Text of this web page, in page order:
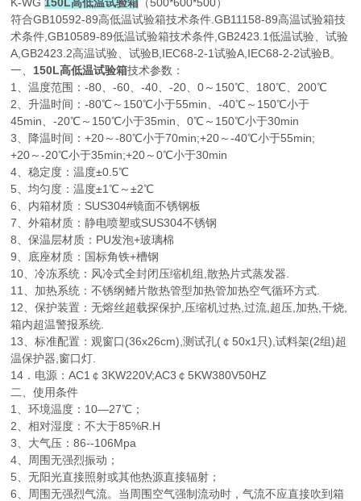
符合GB10592-89高低温试验箱技术条件.GB11158-89高温试验箱技
术条件,GB10589-89低温试验箱技术条件,GB2423.1低温试验、试验
A,GB2423.2高温试验、试验B,IEC68-2-1试验A,IEC68-2-2试验B。
一、 150L高低温试验箱技术参数：
1、温度范围：-80、-60、-40、-20、0～150℃、180℃、200℃
2、升温时间：-80℃～150℃小于55min、-40℃～150℃小于
45min、-20℃～150℃小于35min、0℃～150℃小于30min
3、降温时间：+20～-80℃小于70min;+20～-40℃小于55min;
+20～-20℃小于35min;+20～0℃小于30min
4、稳定度：温度±0.5℃
5、均匀度：温度±1℃～±2℃
6、内箱材质：SUS304#镜面不锈钢板
7、外箱材质：静电喷塑或SUS304不锈钢
8、保温层材质：PU发泡+玻璃棉
9、底座材质：国标角铁+槽钢
10、冷冻系统：风冷式全封闭压缩机组,散热片式蒸发器.
11、加热系统：不锈纲鳍片散热管型加热管加热空气循环方式.
12、保护装置：无熔丝超载探保护,压缩机过热,过流,超压,加热,干烧,
箱内超温警报系统.
13、标准配置：观窗口(36x26cm),测试孔(￠50x1只),试料架(2组)超
温保护器,窗口灯.
14．电源：AC1￠3KW220V;AC3￠5KW380V50HZ
二、使用条件
1、环境温度：10—27℃；
2、相对湿度：不大于85%R.H
3、大气压：86--106Mpa
4、周围无强烈振动；
5、无阳光直接照射或其他热源直接辐射；
6、周围无强烈气流。当周围空气强制流动时，气流不应直接吹到箱